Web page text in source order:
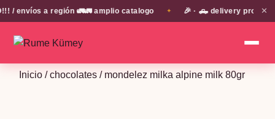
envíos a región 🚛🚛 amplio catalogo 🎉 · 🛻 delivery propio en
✕
Inicio /chocolates / mondelez milka alpine milk 80gr